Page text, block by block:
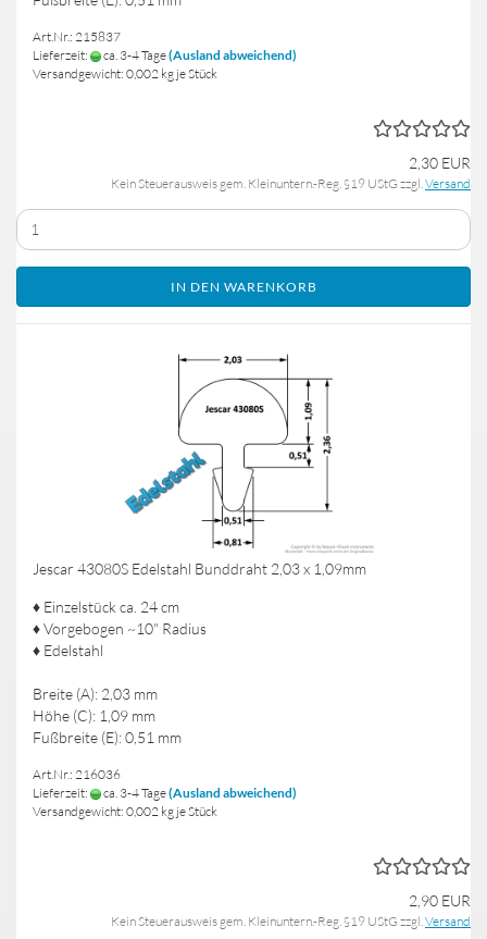
Art.Nr.: 215837
Lieferzeit:
ca. 3-4 Tage(Ausland abweichend)
Versandgewicht: 0,002 kg je Stück
2,30 EUR
Kein Steuerausweis gem. Kleinuntern.-Reg. §19 UStG zzgl. Versand
IN DEN WARENKORB
Jescar 43080S Edelstahl Bunddraht 2,03 x 1,09mm
♦ Einzelstück ca. 24 cm
♦ Vorgebogen ~10" Radius
♦ Edelstahl
Breite (A): 2,03 mm
Höhe (C): 1,09 mm
Fußbreite (E): 0,51 mm
Art.Nr.: 216036
Lieferzeit:
ca. 3-4 Tage(Ausland abweichend)
Versandgewicht: 0,002 kg je Stück
2,90 EUR
Kein Steuerausweis gem. Kleinuntern.-Reg. §19 UStG zzgl. Versand